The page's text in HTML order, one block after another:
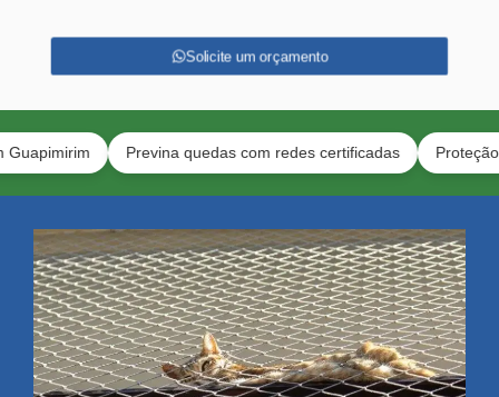
Solicite um orçamento
Previna quedas com redes certificadas Proteção para